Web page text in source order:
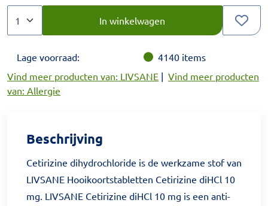
In winkelwagen
Lage voorraad: 4140 items
Vind meer producten van: LIVSANE | Vind meer producten
van: Allergie
Beschrijving
Cetirizine dihydrochloride is de werkzame stof van
LIVSANE Hooikoortstabletten Cetirizine diHCl 10
mg. LIVSANE Cetirizine diHCl 10 mg is een anti-